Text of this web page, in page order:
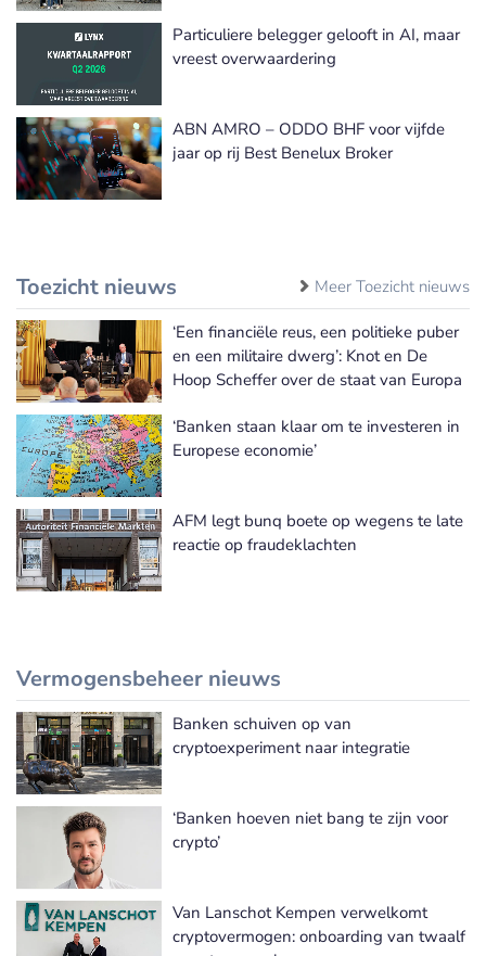
Particuliere belegger gelooft in AI, maar
vreest overwaardering
ABN AMRO – ODDO BHF voor vijfde
jaar op rij Best Benelux Broker
Toezicht nieuws Meer Toezicht nieuws
‘Een financiële reus, een politieke puber
en een militaire dwerg’: Knot en De
Hoop Scheffer over de staat van Europa
‘Banken staan klaar om te investeren in
Europese economie’
AFM legt bunq boete op wegens te late
reactie op fraudeklachten
Vermogensbeheer nieuws
Meer Vermogensbeheer nieuws
Banken schuiven op van
cryptoexperiment naar integratie
‘Banken hoeven niet bang te zijn voor
crypto’
Van Lanschot Kempen verwelkomt
cryptovermogen: onboarding van twaalf